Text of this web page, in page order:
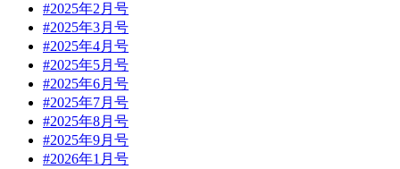
#2025年2月号
#2025年3月号
#2025年4月号
#2025年5月号
#2025年6月号
#2025年7月号
#2025年8月号
#2025年9月号
#2026年1月号